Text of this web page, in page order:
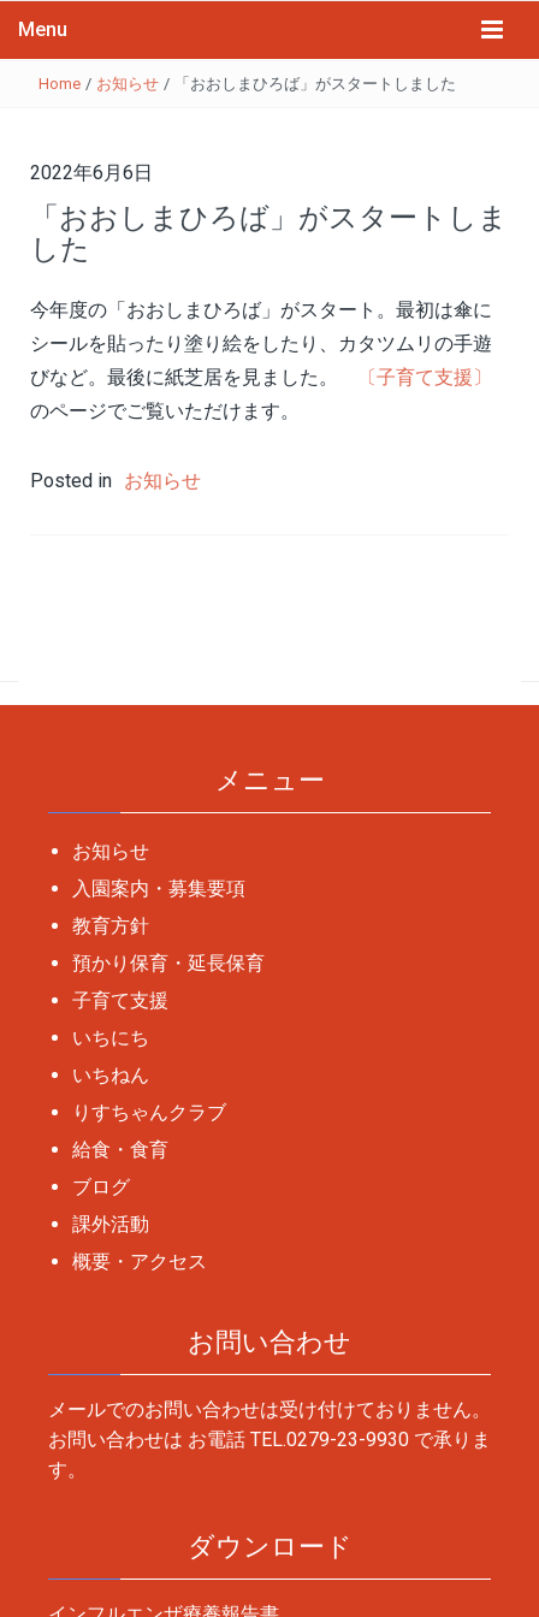
Menu
Home / お知らせ / 「おおしまひろば」がスタートしました
2022年6月6日
「おおしまひろば」がスタートしま
した
今年度の「おおしまひろば」がスタート。最初は傘に
シールを貼ったり塗り絵をしたり、カタツムリの手遊
びなど。最後に紙芝居を見ました。
〔子育て支援〕
のページでご覧いただけます。
Posted in お知らせ
ビ
シ
ョ
ン
メニュー
お知らせ
入園案内・募集要項
教育方針
預かり保育・延長保育
子育て支援
いちにち
いちねん
りすちゃんクラブ
給食・食育
ブログ
課外活動
概要・アクセス
お問い合わせ
メールでのお問い合わせは受け付けておりません。
お問い合わせは お電話 TEL.0279-23-9930 で承りま
す。
ダウンロード